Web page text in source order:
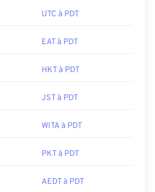
UTC à PDT
EAT à PDT
HKT à PDT
JST à PDT
WITA à PDT
PKT à PDT
AEDT à PDT